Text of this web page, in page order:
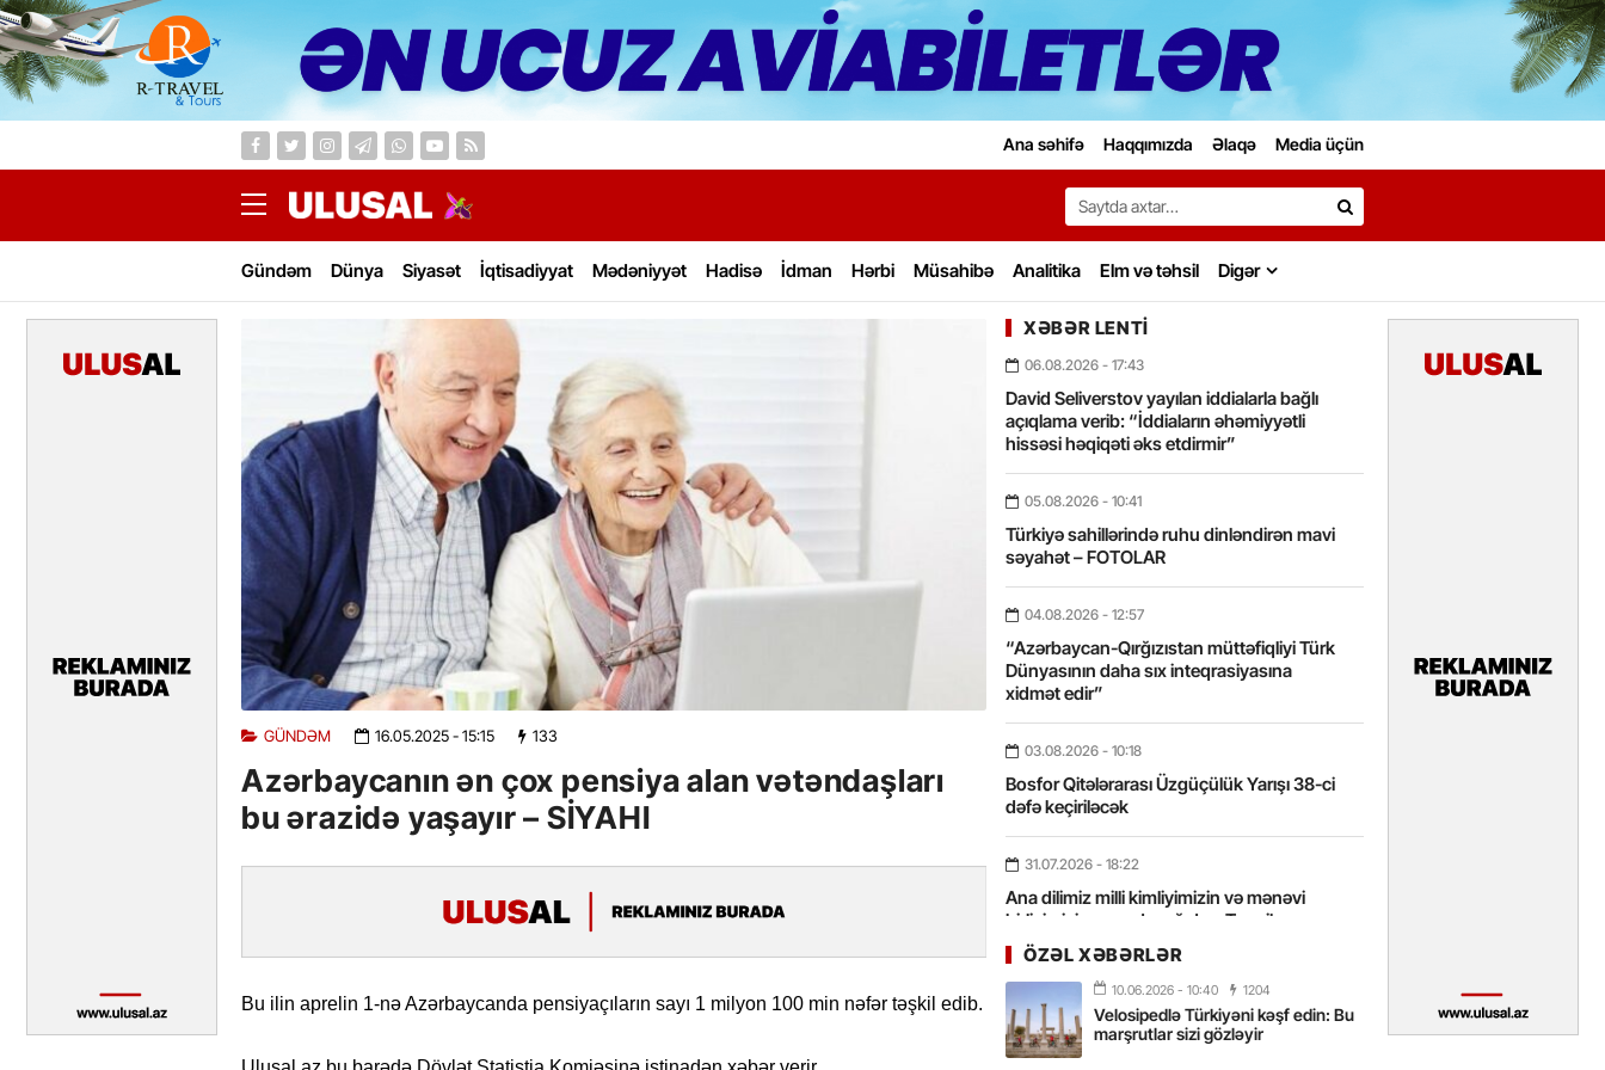
Ana səhifə Haqqımızda Əlaqə Media üçün
Search…
Gündəm Dünya Siyasət İqtisadiyyat Mədəniyyət Hadisə İdman Hərbi Müsahibə Analitika Elm və təhsil Digər
GÜNDƏM 16.05.2025- 15:15 133
Azərbaycanın ən çox pensiya alan vətəndaşları
bu ərazidə yaşayır – SİYAHI
Bu ilin aprelin 1-nə Azərbaycanda pensiyaçıların sayı 1 milyon 100 min nəfər təşkil edib.
XƏBƏR LENTI
06.08.2026 - 17:43
David Seliverstov yayılan iddialarla bağlı
açıqlama verib: “İddiaların əhəmiyyətli
hissəsi həqiqəti əks etdirmir”
05.08.2026 - 10:41
Türkiyə sahillərində ruhu dinləndirən mavi
səyahət – FOTOLAR
04.08.2026 - 12:57
“Azərbaycan-Qırğızıstan müttəfiqliyi Türk
Dünyasının daha sıx inteqrasiyasına
xidmət edir”
03.08.2026 - 10:18
Bosfor Qitələrarası Üzgüçülük Yarışı 38-ci
dəfə keçiriləcək
31.07.2026 - 18:22
Ana dilimiz milli kimliyimizin və mənəvi
birliyimizin əsas dayağıdır – Tənzilə
Rüstəmxanlı
31.07.2026 - 16:58
Tarixin axarını yalnız böyük liderlər dəyişir
ÖZƏL XƏBƏRLƏR
10.06.2026 - 10:40 1204
Velosipedlə Türkiyəni kəşf edin: Bu
marşrutlar sizi gözləyir